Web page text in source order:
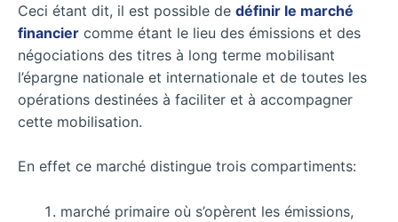
Ceci étant dit, il est possible de définir le marché
financier comme étant le lieu des émissions et des
négociations des titres à long terme mobilisant
l’épargne nationale et internationale et de toutes les
opérations destinées à faciliter et à accompagner
cette mobilisation.
En effet ce marché distingue trois compartiments:
marché primaire où s’opèrent les émissions,